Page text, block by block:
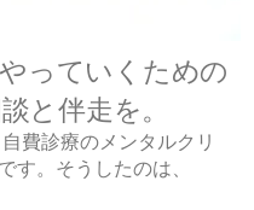
っていくための
と伴走を。
費診療のメンタルクリ
す。そうしたのは、